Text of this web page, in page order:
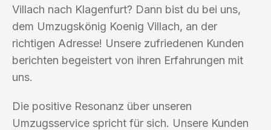
Villach nach Klagenfurt? Dann bist du bei uns,
dem Umzugskönig Koenig Villach, an der
richtigen Adresse! Unsere zufriedenen Kunden
berichten begeistert von ihren Erfahrungen mit
uns.
Die positive Resonanz über unseren
Umzugsservice spricht für sich. Unsere Kunden